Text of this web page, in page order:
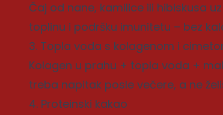
Čaj od nane, kamilice ili hibiskusa
toplinu i podršku imunitetu – bez
3. Topla voda s kolagenom i
Kolagen u prahu + topla voda +
treba napitak posle večere, a ne
4. Proteinski kakao